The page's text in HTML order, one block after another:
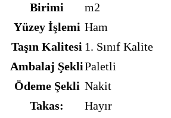
Birimi
m2
Yüzey İşlemi Ham
Taşın Kalitesi 1. Sınıf Kalite
Ambalaj ŞekliPaletli
Ödeme Şekli Nakit
Takas:
Hayır